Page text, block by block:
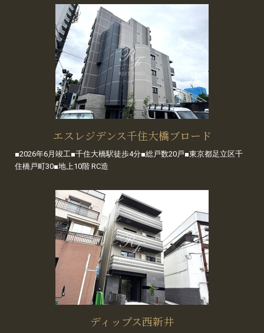
エスレジデンス千住大橋ブロード
■2026年6月竣工■千住大橋駅徒歩4分■総戸数20戸■東京都足立区千
住橋戸町30■地上10階 RC造
ディップス西新井